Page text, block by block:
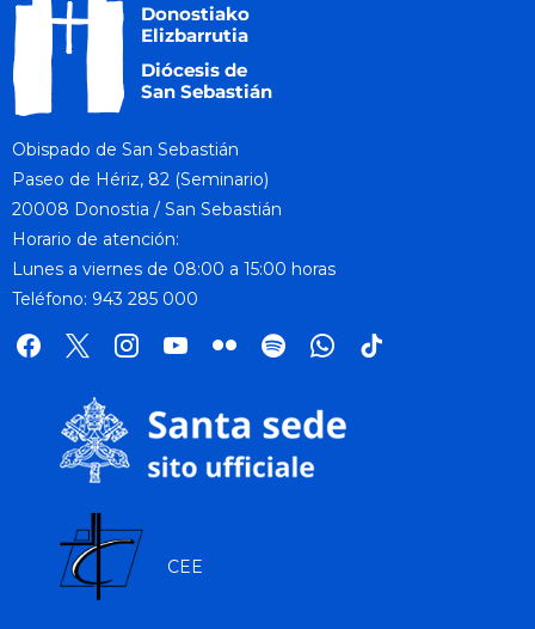
Obispado de San Sebastián
Paseo de Hériz, 82 (Seminario)
20008 Donostia / San Sebastián
Horario de atención:
Lunes a viernes de 08:00 a 15:00 horas
Teléfono: 943 285 000
facebook
x instagramyoutube
flickr spotifywhatsapp
tik
CEE